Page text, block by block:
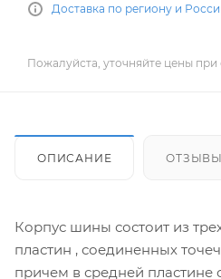
Доставка по региону и
Пожалуйста, уточняйте цены при
ОПИСАНИЕ ОТЗЫВЫ
Корпус шины состоит из
пластин , соединенных
причем в средней пластине